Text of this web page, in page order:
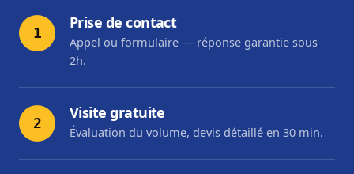
1
Prise de contact
Appel ou formulaire — réponse garantie sous
2h.
2
Visite gratuite
Évaluation du volume, devis détaillé en 30 min.